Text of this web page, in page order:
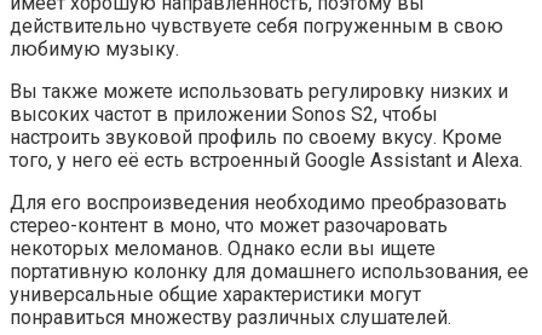
действительно чувствуете себя погруженным в свою
любимую музыку.
Вы также можете использовать регулировку низких и
высоких частот в приложении Sonos S2, чтобы
настроить звуковой профиль по своему вкусу. Кроме
того, у него её есть встроенный Google Assistant и Alexa.
Для его воспроизведения необходимо преобразовать
стерео-контент в моно, что может разочаровать
некоторых меломанов. Однако если вы ищете
портативную колонку для домашнего использования, ее
универсальные общие характеристики могут
понравиться множеству различных слушателей.